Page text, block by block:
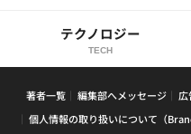
テクノロジー
TECH
著者一覧 編集部へメッセージ
個人情報の取り扱いについて（